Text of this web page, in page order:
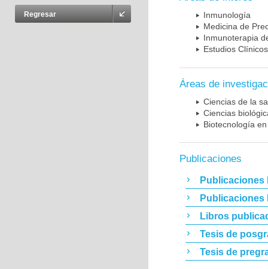
Regresar
Inmunología
Medicina de
Inmunoterapia
Estudios Clínicos
Áreas de
Ciencias de la
Ciencias
Biotecnología
Publicaciones
Publicaciones
Publicaciones
Libros
Tesis de
Tesis de